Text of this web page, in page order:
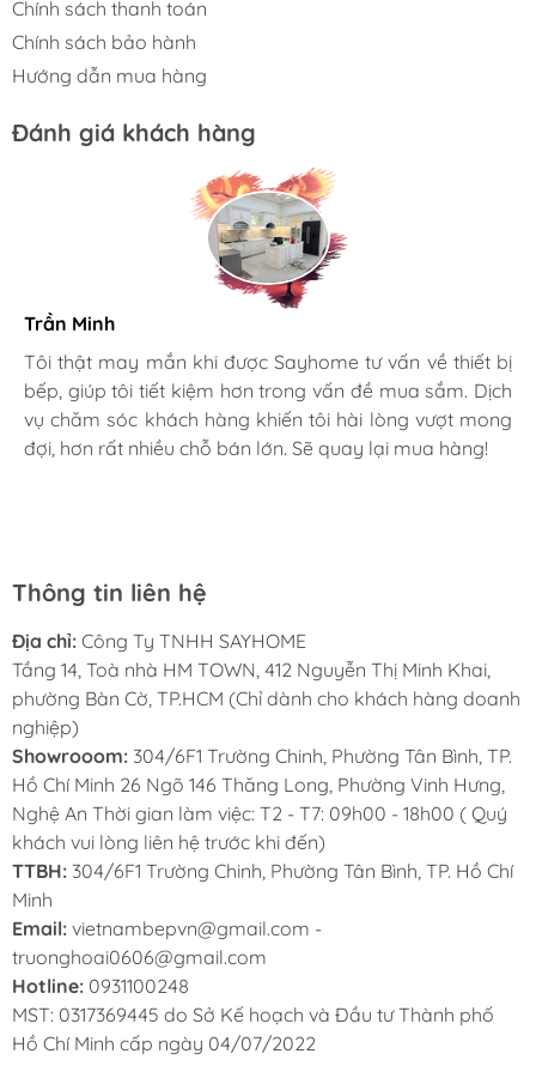
đến 24 tháng, thủ tục giải quyết nhanh chóng
CHÍNH SÁCH BẢO HÀNH
MUA KỆ ĐỰNG BÁT ĐĨA ĐA NĂNG OVAL
HỢP KIM PHỦ NANO CHÍNH HÃNG - GIÁ
TỐT Ở ĐÂU?
Mua phụ kiện tủ bếp chính hãng ở đâu luôn là câu
hỏi mà người tiêu dùng thắc mắc khi có ý định
mua phụ kiện tủ bếp giá hời mới chất lượng chính
Chính sách thanh toán
Chính sách bảo hành
Hướng dẫn mua hàng
Đánh giá khách hàng
Gia đình bác sĩ X.A
Mình rất mê cách nhân viên tư vấn, chăm sóc khách tận
tình, chu đáo tại Sayhome. Mình đã mua 2 máy rửa bát
cho mình và bố mẹ chồng,chất lượng ổn định. Ở đây có
Trần Minh
Tôi thật may mắn khi được Sayhome tư vấn về thiết bị
bếp, giúp tôi tiết kiệm hơn trong vấn đề mua sắm. Dịch
vụ chăm sóc khách hàng khiến tôi hài lòng vượt mong
đợi, hơn rất nhiều chỗ bán lớn. Sẽ quay lại mua hàng!
Thông tin liên hệ
Địa chỉ: Công Ty TNHH SAYHOME
Tầng 14, Toà nhà HM TOWN, 412 Nguyễn Thị Minh Khai,
phường Bàn Cờ, TP.HCM (Chỉ dành cho khách hàng doanh
nghiệp)
Showrooom: 304/6F1 Trường Chinh, Phường Tân Bình, TP.
Hồ Chí Minh 26 Ngõ 146 Thăng Long, Phường Vinh Hưng,
Nghệ An Thời gian làm việc: T2 - T7: 09h00 - 18h00 ( Quý
khách vui lòng liên hệ trước khi đến)
TTBH: 304/6F1 Trường Chinh, Phường Tân Bình, TP. Hồ Chí
Minh
Email: vietnambepvn@gmail.com -
truonghoai0606@gmail.com
Hotline: 0931100248
MST: 0317369445 do Sở Kế hoạch và Đầu tư Thành phố
Hồ Chí Minh cấp ngày 04/07/2022